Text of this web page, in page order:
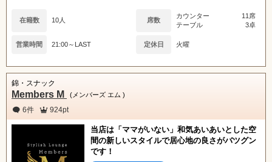
在籍数 10人 席数
カウンター
11席
テーブル
3卓
営業時間 21:00～LAST 定休日 火曜
錦・スナック
Members M (メンバーズ エム )
6件 924pt
当店は「ママがいない」和気あいあいとした空
間の新しいスタイルで居心地の良さがバツグン
です！